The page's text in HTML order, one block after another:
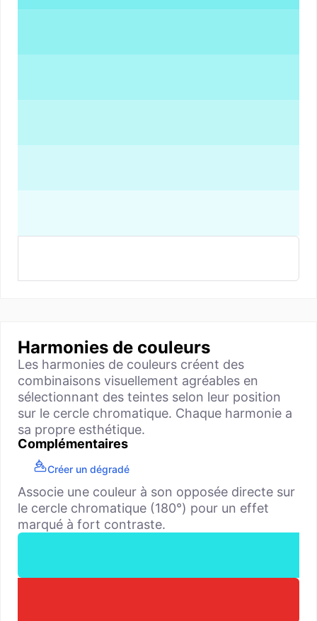
Harmonies de couleurs
Les harmonies de couleurs créent des
combinaisons visuellement agréables en
sélectionnant des teintes selon leur position
sur le cercle chromatique. Chaque harmonie a
sa propre esthétique.
Complémentaires
Créer un dégradé
Associe une couleur à son opposée directe sur
le cercle chromatique (180°) pour un effet
marqué à fort contraste.